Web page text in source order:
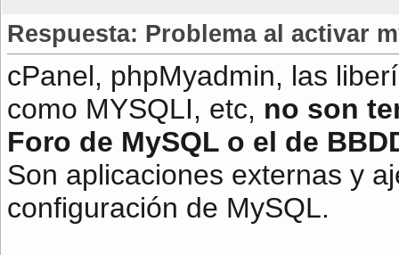
Respuesta: Problema al activar
cPanel, phpMyadmin, las
como MYSQLI, etc, no son
Foro de MySQL o el de
Son aplicaciones externas y
configuración de MySQL.